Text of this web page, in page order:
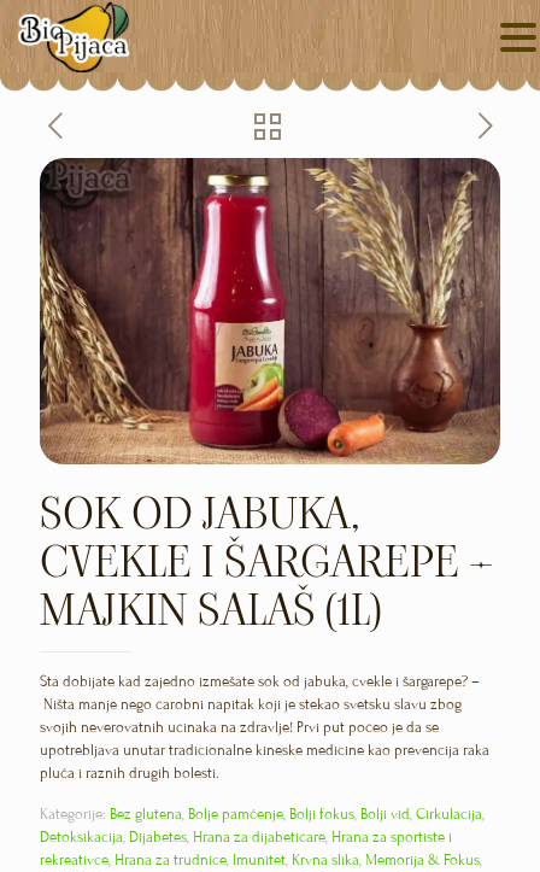
SOK OD JABUKA,
CVEKLE I ŠARGAREPE –
MAJKIN SALAŠ (1L)
Šta dobijate kad zajedno izmešate sok od jabuka, cvekle i šargarepe? –
Ništa manje nego čarobni napitak koji je stekao svetsku slavu zbog
svojih neverovatnih učinaka na zdravlje! Prvi put počeo je da se
upotrebljava unutar tradicionalne kineske medicine kao prevencija raka
pluća i raznih drugih bolesti.
Kategorije: Bez glutena, Bolje pamćenje, Bolji fokus, Bolji vid, Cirkulacija,
Detoksikacija, Dijabetes, Hrana za dijabetičare, Hrana za sportiste i
rekreativce, Hrana za trudnice, Imunitet, Krvna slika, Memorija & Fokus,